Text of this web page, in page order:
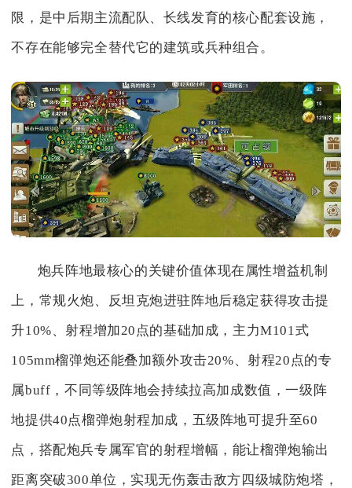
限，是中后期主流配队、长线发育的核心配套设施，
不存在能够完全替代它的建筑或兵种组合。
炮兵阵地最核心的关键价值体现在属性增益机制
上，常规火炮、反坦克炮进驻阵地后稳定获得攻击提
升10%、射程增加20点的基础加成，主力M101式
105mm榴弹炮还能叠加额外攻击20%、射程20点的专
属buff，不同等级阵地会持续拉高加成数值，一级阵
地提供40点榴弹炮射程加成，五级阵地可提升至60
点，搭配炮兵专属军官的射程增幅，能让榴弹炮输出
距离突破300单位，实现无伤轰击敌方四级城防炮塔，